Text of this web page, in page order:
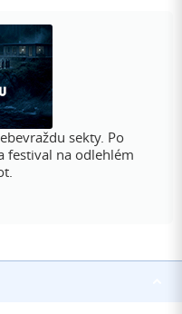
sekty. Po
festival na odlehlém